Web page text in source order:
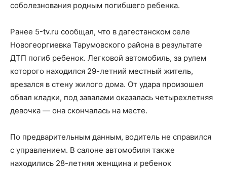
соболезнования родным погибшего ребенка.
Ранее 5-tv.ru сообщал, что в дагестанском селе
Новогеоргиевка Тарумовского района в результате
ДТП погиб ребенок. Легковой автомобиль, за рулем
которого находился 29-летний местный житель,
врезался в стену жилого дома. От удара произошел
обвал кладки, под завалами оказалась четырехлетняя
девочка — она скончалась на месте.
По предварительным данным, водитель не справился
с управлением. В салоне автомобиля также
находились 28-летняя женщина и ребенок